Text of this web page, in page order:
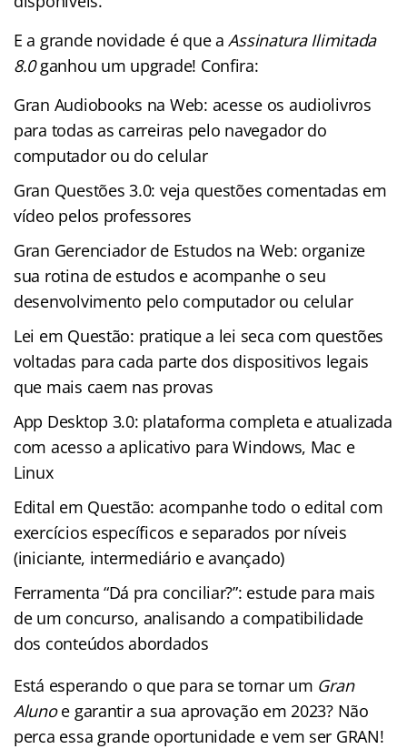
E a grande novidade é que aAssinatura Ilimitada
8.0ganhou um upgrade! Confira:
Gran Audiobooks na Web: acesse os audiolivros
para todas as carreiras pelo navegador do
computador ou do celular
Gran Questões 3.0: veja questões comentadas em
vídeo pelos professores
Gran Gerenciador de Estudos na Web: organize
sua rotina de estudos e acompanhe o seu
desenvolvimento pelo computador ou celular
Lei em Questão: pratique a lei seca com questões
voltadas para cada parte dos dispositivos legais
que mais caem nas provas
App Desktop 3.0: plataforma completa e atualizada
com acesso a aplicativo para Windows, Mac e
Linux
Edital em Questão: acompanhe todo o edital com
exercícios específicos e separados por níveis
(iniciante, intermediário e avançado)
Ferramenta “Dá pra conciliar?”: estude para mais
de um concurso, analisando a compatibilidade
dos conteúdos abordados
Está esperando o que para se tornar um Gran
Alunoe garantir a sua aprovação em 2023? Não
perca essa grande oportunidade e vem ser GRAN!